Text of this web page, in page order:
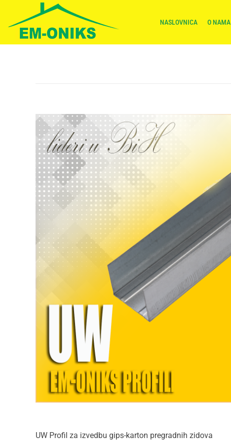
NASLOVNICA O NAMA
UW Profil za izvedbu gips-karton pregradnih zidova